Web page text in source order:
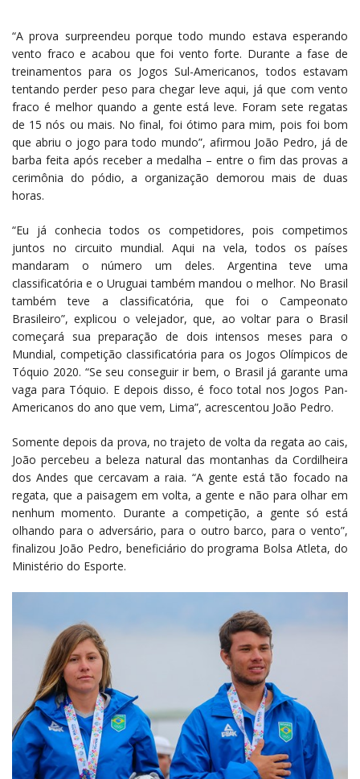
“A prova surpreendeu porque todo mundo estava esperando
vento fraco e acabou que foi vento forte. Durante a fase de
treinamentos para os Jogos Sul-Americanos, todos estavam
tentando perder peso para chegar leve aqui, já que com vento
fraco é melhor quando a gente está leve. Foram sete regatas
de 15 nós ou mais. No final, foi ótimo para mim, pois foi bom
que abriu o jogo para todo mundo”, afirmou João Pedro, já de
barba feita após receber a medalha – entre o fim das provas a
cerimônia do pódio, a organização demorou mais de duas
horas.
“Eu já conhecia todos os competidores, pois competimos
juntos no circuito mundial. Aqui na vela, todos os países
mandaram o número um deles. Argentina teve uma
classificatória e o Uruguai também mandou o melhor. No Brasil
também teve a classificatória, que foi o Campeonato
Brasileiro”, explicou o velejador, que, ao voltar para o Brasil
começará sua preparação de dois intensos meses para o
Mundial, competição classificatória para os Jogos Olímpicos de
Tóquio 2020. “Se seu conseguir ir bem, o Brasil já garante uma
vaga para Tóquio. E depois disso, é foco total nos Jogos Pan-
Americanos do ano que vem, Lima”, acrescentou João Pedro.
Somente depois da prova, no trajeto de volta da regata ao cais,
João percebeu a beleza natural das montanhas da Cordilheira
dos Andes que cercavam a raia. “A gente está tão focado na
regata, que a paisagem em volta, a gente e não para olhar em
nenhum momento. Durante a competição, a gente só está
olhando para o adversário, para o outro barco, para o vento”,
finalizou João Pedro, beneficiário do programa Bolsa Atleta, do
Ministério do Esporte.